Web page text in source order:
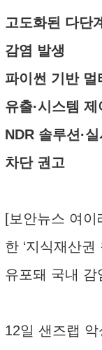
고도화된 다단
감염 발생
파이썬 기반
유출·시스템 제
NDR 솔루션·
차단 권고
[보안뉴스 여
한 ‘지식재산
유포돼 국내 감
12일 샌즈랩 악